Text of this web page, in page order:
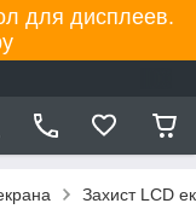
для дисплеев.
Захист LCD